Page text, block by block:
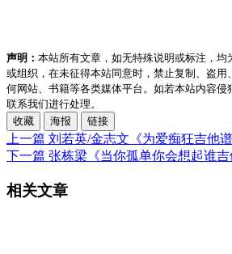
声明： 本站所有文章，如无特殊说明或标注，均
或组织，在未征得本站同意时，禁止复制、盗用
何网站、书籍等各类媒体平台。如若本站内容侵
联系我们进行处理。
收藏
海报 链接
上一篇 刘若英/金志文《为爱痴狂吉他
下一篇 张栋梁《当你孤单你会想起谁
相关文章